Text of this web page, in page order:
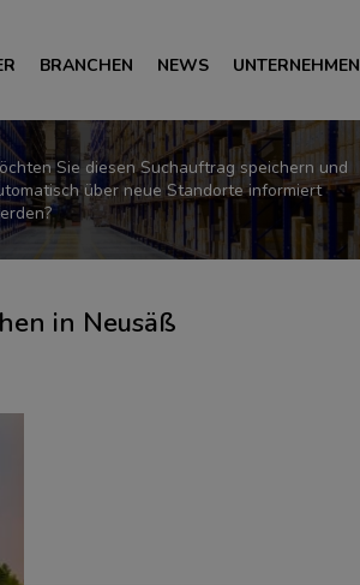
BRANCHEN NEWS UNTERNEHMEN
Sie diesen Suchauftrag speichern und
über neue Standorte informiert
in Neusäß